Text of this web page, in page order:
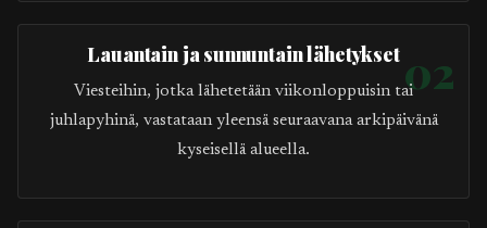
02
Lauantain ja sunnuntain lähetykset
Viesteihin, jotka lähetetään viikonloppuisin tai
juhlapyhinä, vastataan yleensä seuraavana arkipäivänä
kyseisellä alueella.